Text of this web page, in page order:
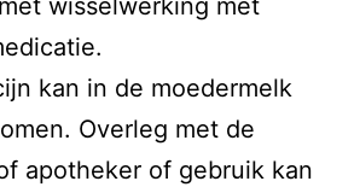
wisselwerking met
kan in de moedermelk
Overleg met de
apotheker of gebruik kan